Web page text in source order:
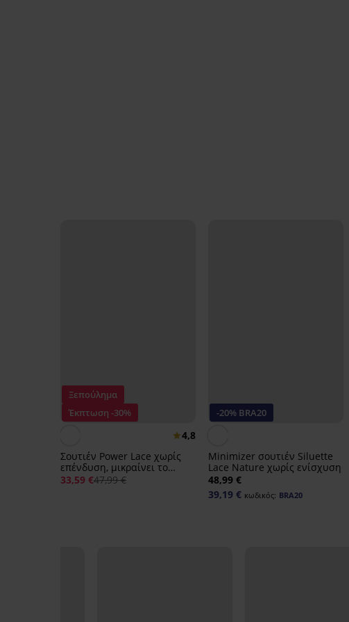
Ξεπούλημα
Έκπτωση -30%
4,8
Σουτιέν Power Lace χωρίς
επένδυση, μικραίνει το
στήθος
33,59 €47,99 €
-20% BRA20
Minimizer σουτιέν Siluette
Lace Nature χωρίς ενίσχυση
48,99 €
39,19 € κωδικός: BRA20